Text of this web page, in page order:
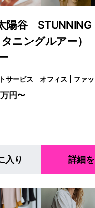
陽谷 STUNNING
タニングルアー
ビス オフィス | ファッション・
円〜
入り 詳細